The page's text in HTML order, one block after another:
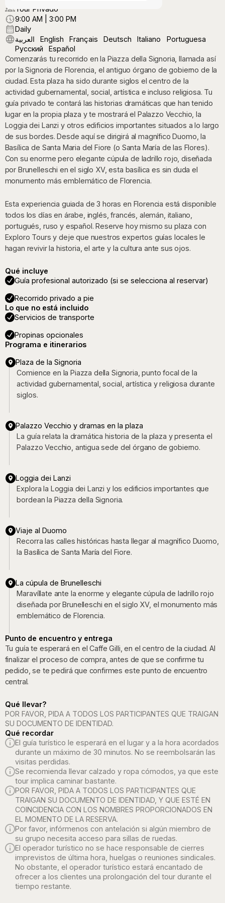
Tour Privado
9:00 AM | 3:00 PM
Daily
العربية
English Français Deutsch Italiano
Portuguesa
Русский
Español
Comenzarás tu recorrido en la Piazza della Signoria, llamada así
por la Signoria de Florencia, el antiguo órgano de gobierno de la
ciudad. Esta plaza ha sido durante siglos el centro de la
actividad gubernamental, social, artística e incluso religiosa. Tu
guía privado te contará las historias dramáticas que han tenido
lugar en la propia plaza y te mostrará el Palazzo Vecchio, la
Loggia dei Lanzi y otros edificios importantes situados a lo largo
de sus bordes. Desde aquí se dirigirá al magnífico Duomo, la
Basílica de Santa Maria del Fiore (o Santa María de las Flores).
Con su enorme pero elegante cúpula de ladrillo rojo, diseñada
por Brunelleschi en el siglo XV, esta basílica es sin duda el
monumento más emblemático de Florencia.
Esta experiencia guiada de 3 horas en Florencia está disponible
todos los días en árabe, inglés, francés, alemán, italiano,
portugués, ruso y español. Reserve hoy mismo su plaza con
Exploro Tours y deje que nuestros expertos guías locales le
hagan revivir la historia, el arte y la cultura ante sus ojos.
Qué incluye
Guía profesional autorizado (si se selecciona al reservar)
Recorrido privado a pie
Lo que no está incluido
Servicios de transporte
Propinas opcionales
Programa e itinerarios
Plaza de la Signoria
Comience en la Piazza della Signoria, punto focal de la
actividad gubernamental, social, artística y religiosa durante
siglos.
Palazzo Vecchio y dramas en la plaza
La guía relata la dramática historia de la plaza y presenta el
Palazzo Vecchio, antigua sede del órgano de gobierno.
Loggia dei Lanzi
Explora la Loggia dei Lanzi y los edificios importantes que
bordean la Piazza della Signoria.
Viaje al Duomo
Recorra las calles históricas hasta llegar al magnífico Duomo,
la Basílica de Santa María del Fiore.
La cúpula de Brunelleschi
Maravíllate ante la enorme y elegante cúpula de ladrillo rojo
diseñada por Brunelleschi en el siglo XV, el monumento más
emblemático de Florencia.
Punto de encuentro y entrega
Tu guía te esperará en el Caffe Gilli, en el centro de la ciudad. Al
finalizar el proceso de compra, antes de que se confirme tu
pedido, se te pedirá que confirmes este punto de encuentro
central.
Qué llevar?
POR FAVOR, PIDA A TODOS LOS PARTICIPANTES QUE TRAIGAN
SU DOCUMENTO DE IDENTIDAD.
Qué recordar
El guía turístico le esperará en el lugar y a la hora acordados
durante un máximo de 30 minutos. No se reembolsarán las
visitas perdidas.
Se recomienda llevar calzado y ropa cómodos, ya que este
tour implica caminar bastante.
POR FAVOR, PIDA A TODOS LOS PARTICIPANTES QUE
TRAIGAN SU DOCUMENTO DE IDENTIDAD, Y QUE ESTÉ EN
COINCIDENCIA CON LOS NOMBRES PROPORCIONADOS EN
EL MOMENTO DE LA RESERVA.
Por favor, infórmenos con antelación si algún miembro de
su grupo necesita acceso para sillas de ruedas.
El operador turístico no se hace responsable de cierres
imprevistos de última hora, huelgas o reuniones sindicales.
No obstante, el operador turístico estará encantado de
ofrecer a los clientes una prolongación del tour durante el
tiempo restante.